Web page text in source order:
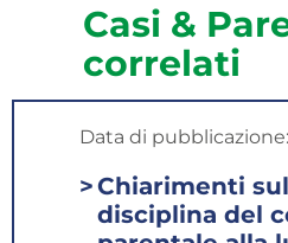
Casi &
correlati
Data di pubblicazione:
Chiarimenti
disciplina del